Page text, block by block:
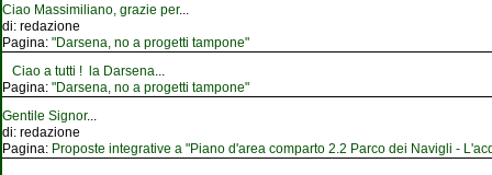
Ciao Massimiliano, grazie per...
di: redazione
Pagina: "Darsena, no a progetti tampone"
Ciao a tutti ! la Darsena
Pagina: "Darsena, no a progetti tampone"
Gentile Signor...
di: redazione
Pagina: Proposte integrative a "Piano d'area comparto 2.2 Parco dei Navigli -